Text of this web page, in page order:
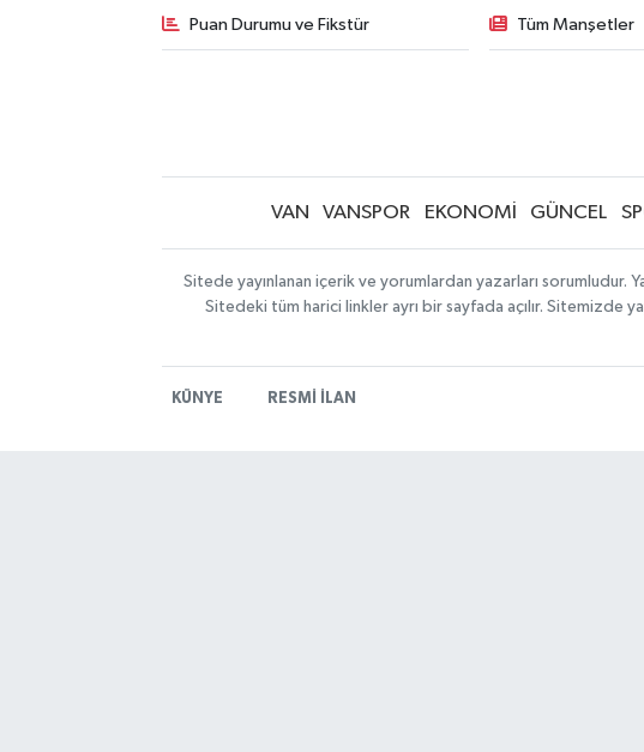
Puan Durumu ve Fikstür Tüm Manşetler
VAN VANSPOR EKONOMİ GÜNCEL
Sitede yayınlanan içerik ve yorumlardan yazarları sorumludur.
Sitedeki tüm harici linkler ayrı bir sayfada açılır. Sitemizde
KÜNYE RESMİ İLAN